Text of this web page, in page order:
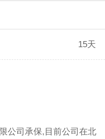
15天
公司承保,目前公司在北